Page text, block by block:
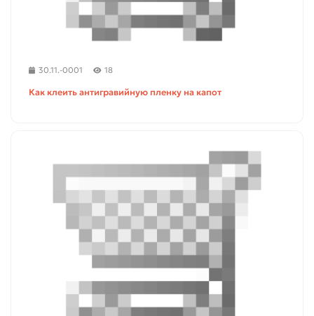
30.11.-0001 18
Как клеить антигравийную пленку на капот